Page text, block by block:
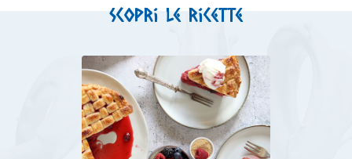
Scopri le ricette